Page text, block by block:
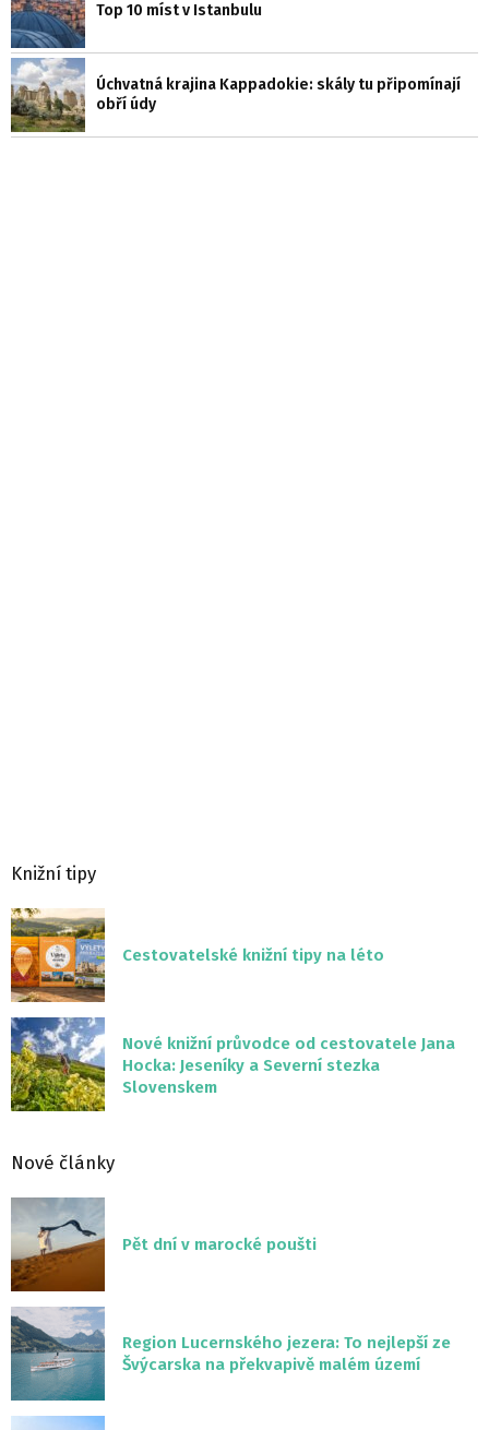
Top 10 míst v Istanbulu
Úchvatná krajina Kappadokie: skály tu připomínají
obří údy
Knižní tipy
Cestovatelské knižní tipy na léto
Nové knižní průvodce od cestovatele Jana
Hocka: Jeseníky a Severní stezka
Slovenskem
Nové články
Pět dní v marocké poušti
Region Lucernského jezera: To nejlepší ze
Švýcarska na překvapivě malém území